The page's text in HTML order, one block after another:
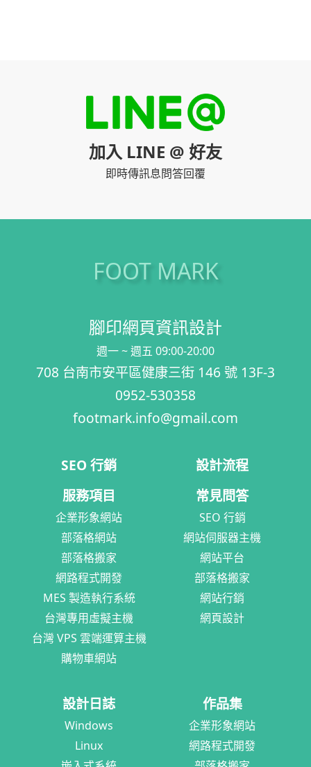
加入 LINE @ 好友
即時傳訊息問答回覆
FOOT MARK
腳印網頁資訊設計
週一 ~ 週五 09:00-20:00
708 台南市安平區健康三街 146 號 13F-3
0952-530358
footmark.info@gmail.com
SEO 行銷
服務項目
企業形象網站
部落格網站
部落格搬家
網路程式開發
MES 製造執行系統
台灣專用虛擬主機
台灣 VPS 雲端運算主機
購物車網站
設計流程
常見問答
SEO 行銷
網站伺服器主機
網站平台
部落格搬家
網站行銷
網頁設計
設計日誌
Windows
Linux
作品集
企業形象網站
網路程式開發